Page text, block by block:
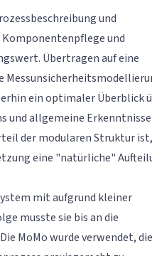
und
und
Übertragen auf eine
ein optimaler Überblick
und allgemeine
der modularen Struktur
eine "natürliche"
mit aufgrund kleiner
musste sie bis an die
MoMo wurde verwendet, die